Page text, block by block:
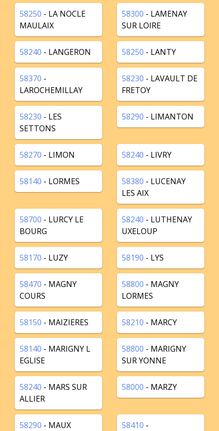
58250 - LA NOCLE
MAULAIX
58300 - LAMENAY
SUR LOIRE
58240 - LANGERON 58250 - LANTY
58370 -
LAROCHEMILLAY
58230 - LAVAULT DE
FRETOY
58230 - LES
SETTONS
58290 - LIMANTON
58270 - LIMON 58240 - LIVRY
58140 - LORMES 58380 - LUCENAY
LES AIX
58700 - LURCY LE
BOURG
58240 - LUTHENAY
UXELOUP
58170 - LUZY 58190 - LYS
58470 - MAGNY
COURS
58800 - MAGNY
LORMES
58150 - MAIZIERES 58210 - MARCY
58140 - MARIGNY L
EGLISE
58800 - MARIGNY
SUR YONNE
58240 - MARS SUR
ALLIER
58000 - MARZY
58290 - MAUX 58410 -